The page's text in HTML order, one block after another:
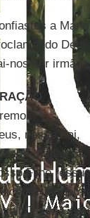
a
nos ser
nosso Pai,
Filho
também
Jesus